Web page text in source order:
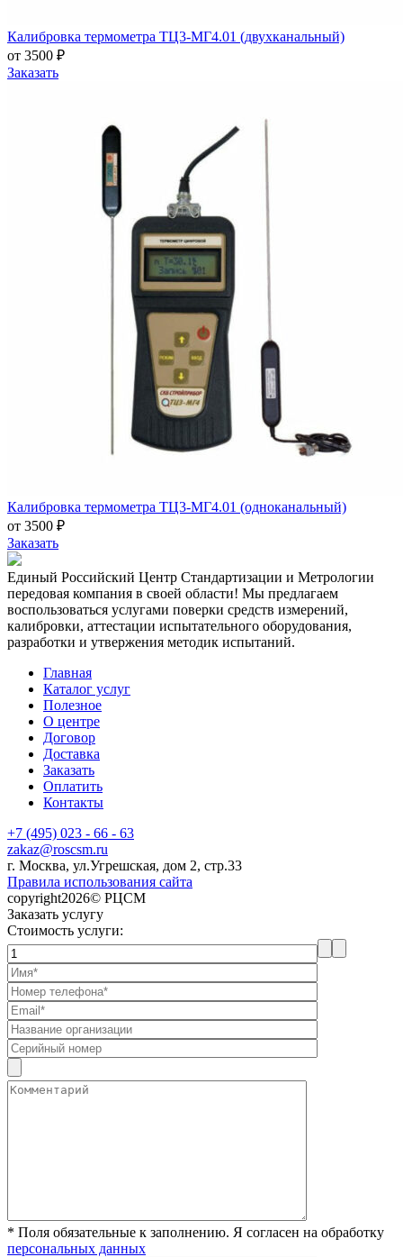
Калибровка термометра ТЦ3-МГ4.01 (двухканальный)
от 3500 ₽
Заказать
Калибровка термометра ТЦ3-МГ4.01 (одноканальный)
от 3500 ₽
Заказать
Единый Российский Центр Стандартизации и Метрологии
передовая компания в своей области! Мы предлагаем
воспользоваться услугами поверки средств измерений,
калибровки, аттестации испытательного оборудования,
разработки и утвержения методик испытаний.
Главная
Каталог услуг
Полезное
О центре
Договор
Доставка
Заказать
Оплатить
Контакты
+7 (495) 023 - 66 - 63
zakaz@roscsm.ru
г. Москва, ул.Угрешская, дом 2, стр.33
Правила использования сайта
copyright2026© РЦСМ
Заказать услугу
Стоимость услуги:
* Поля обязательные к заполнению. Я согласен на обработку
персональных данных